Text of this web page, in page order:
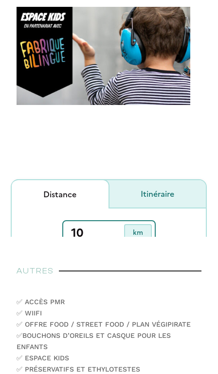
AUTRES
✅ ACCÈS PMR
✅ WIIFI
✅ OFFRE FOOD / STREET FOOD / PLAN VÉGIPIRATE
✅BOUCHONS D’OREILS ET CASQUE POUR LES
ENFANTS
✅ ESPACE KIDS
✅ PRÉSERVATIFS ET ETHYLOTESTES